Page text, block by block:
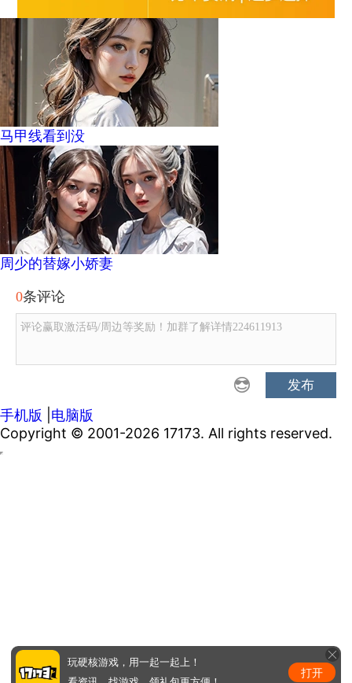
马甲线看到没
周少的替嫁小娇妻
0条评论
评论赢取激活码/周边等奖励！加群了解详情224611913
发布
手机版
电脑版
Copyright © 2001-2026 17173. All rights reserved.
玩硬核游戏，用一起一起上！
打开